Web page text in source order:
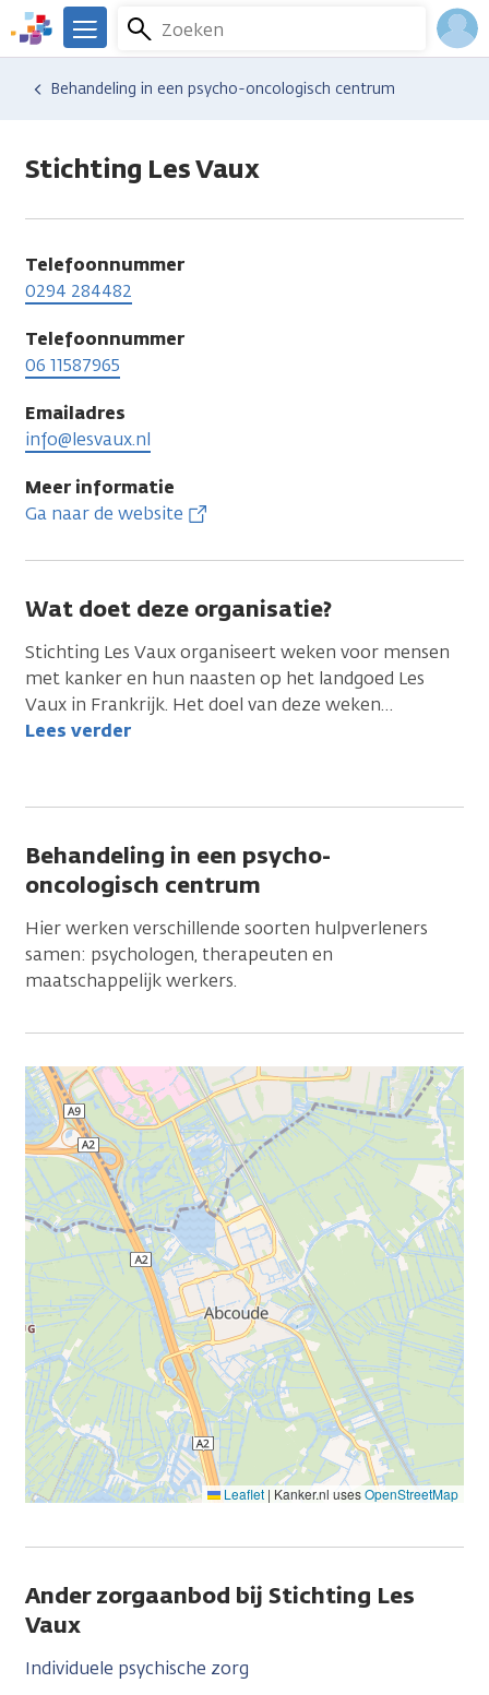
Overslaan
en
naar
We
er
Kanker.nl
Zoeken
Menu
Hulp en ondersteuning
Vind hulp bij kanker
Gedachten en emoties
Angst
Behandeling in een psycho-oncologisch centrum
Stichting Les Vaux
Telefoonnummer
0294 284482
Telefoonnummer
06 11587965
Emailadres
info@lesvaux.nl
Meer informatie
Ga naar de website
Wat doet deze organisatie?
Stichting Les Vaux organiseert weken voor mensen
met kanker en hun naasten op het landgoed Les
Vaux in Frankrijk. Het doel van deze weken…
Lees verder
Behandeling in een psycho-
oncologisch centrum
Hier werken verschillende soorten hulpverleners
samen: psychologen, therapeuten en
maatschappelijk werkers.
Leaflet | Kanker.nl usesOpenStreetMap
Ander zorgaanbod bij Stichting Les
Vaux
Individuele psychische zorg